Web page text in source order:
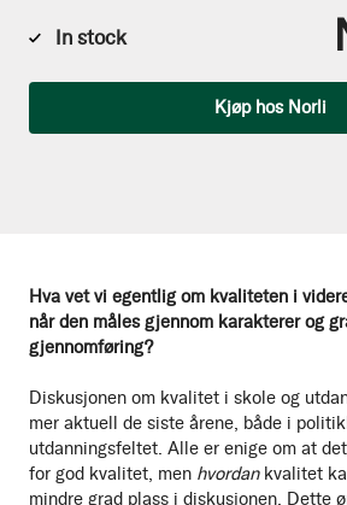
Hva vet vi egentlig om kvaliteten i
når den måles gjennom karakterer og
gjennomføring?
Diskusjonen om kvalitet i skole og
mer aktuell de siste årene, både i
utdanningsfeltet. Alle er enige om at
for god kvalitet, men hvordankvalitet
mindre grad plass i diskusjonen. Dette
In stock
Kjøp hos Norli